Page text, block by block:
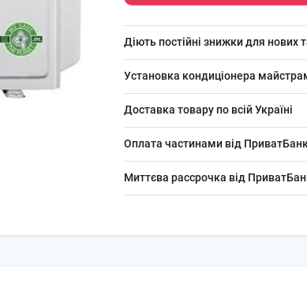
Діють постійні знижки для нових
Установка кондиціонера
Доставка товару по всій Україні
Оплата частинами від ПриватБанк
Миттєва рассрочка від